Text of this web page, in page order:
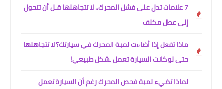
7 علامات تدل على فشل المحرك.. لا تتجاهلها قبل أن تتحول
إلى عطل مكلف
ماذا تفعل إذا أضاءت لمبة المحرك في سيارتك؟ لا تتجاهلها
حتى لو كانت السيارة تعمل بشكل طبيعي!
لماذا تضيء لمبة فحص المحرك رغم أن السيارة تعمل